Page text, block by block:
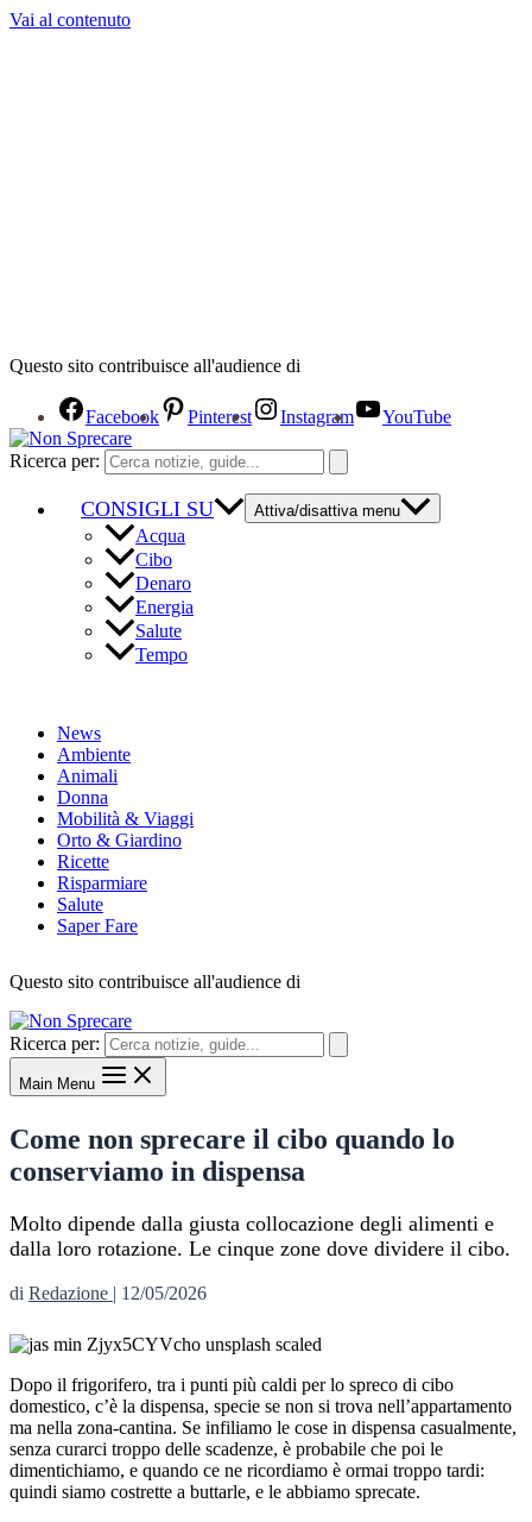
Vai al contenuto
Questo sito contribuisce all'audience di
Facebook Pinterest Instagram YouTube
Ricerca per:
CONSIGLI SU Attiva/disattiva menu
Acqua
Cibo
Denaro
Energia
Salute
Tempo
News
Ambiente
Animali
Donna
Mobilità & Viaggi
Orto & Giardino
Ricette
Risparmiare
Salute
Saper Fare
Questo sito contribuisce all'audience di
Ricerca per:
Main Menu
Come non sprecare il cibo quando lo
conserviamo in dispensa
Molto dipende dalla giusta collocazione degli alimenti e
dalla loro rotazione. Le cinque zone dove dividere il cibo.
di Redazione | 12/05/2026
Dopo il frigorifero, tra i punti più caldi per lo spreco di cibo
domestico, c’è la dispensa, specie se non si trova nell’appartamento
ma nella zona-cantina. Se infiliamo le cose in dispensa casualmente,
senza curarci troppo delle scadenze, è probabile che poi le
dimentichiamo, e quando ce ne ricordiamo è ormai troppo tardi:
quindi siamo costrette a buttarle, e le abbiamo sprecate.